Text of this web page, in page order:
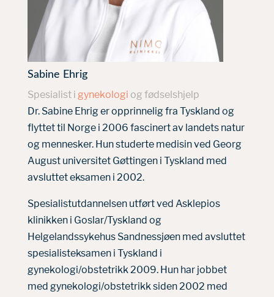
Sabine Ehrig
Spesialist i gynekologi og fødselshjelp
Dr. Sabine Ehrig er opprinnelig fra Tyskland og
flyttet til Norge i 2006 fascinert av landets natur
og mennesker. Hun studerte medisin ved Georg
August universitet Gøttingen i Tyskland med
avsluttet eksamen i 2002.
Spesialistutdannelsen utført ved Asklepios
klinikken i Goslar/Tyskland og
Helgelandssykehus Sandnessjøen med avsluttet
spesialisteksamen i Tyskland i
gynekologi/obstetrikk 2009. Hun har jobbet
med gynekologi/obstetrikk siden 2002 med